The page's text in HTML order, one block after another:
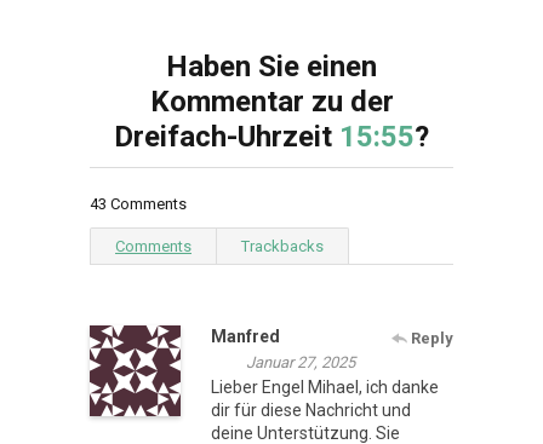
Haben Sie einen
Kommentar zu der
Dreifach-Uhrzeit 15:55?
43 Comments
Comments Trackbacks
Manfred
Reply
Januar 27, 2025
Lieber Engel Mihael, ich danke
dir für diese Nachricht und
deine Unterstützung. Sie